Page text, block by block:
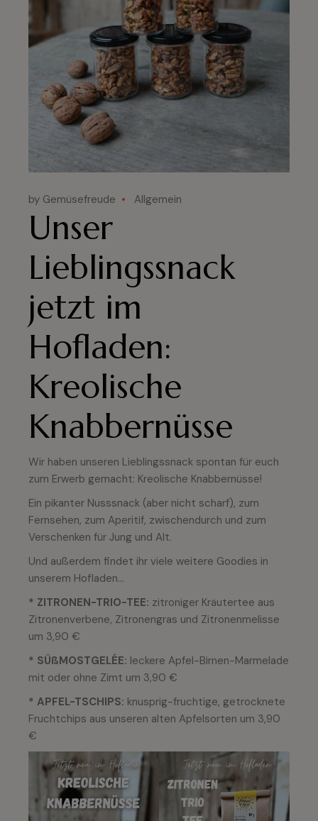
by Gemüsefreude Allgemein
Unser
Lieblingssnack
jetzt im
Hofladen:
Kreolische
Knabbernüsse
Wir haben unseren Lieblingssnack spontan für euch
zum Erwerb gemacht: Kreolische Knabbernüsse!
Ein pikanter Nusssnack (aber nicht scharf), zum
Fernsehen, zum Aperitif, zwischendurch und zum
Verschenken für Jung und Alt.
Und außerdem findet ihr viele weitere Goodies in
unserem Hofladen…
* ZITRONEN-TRIO-TEE: zitroniger Kräutertee aus
Zitronenverbene, Zitronengras und Zitronenmelisse
um 3,90 €
* SÜßMOSTGELÉE: leckere Apfel-Birnen-Marmelade
mit oder ohne Zimt um 3,90 €
* APFEL-TSCHIPS: knusprig-fruchtige, getrocknete
Fruchtchips aus unseren alten Apfelsorten um 3,90
€